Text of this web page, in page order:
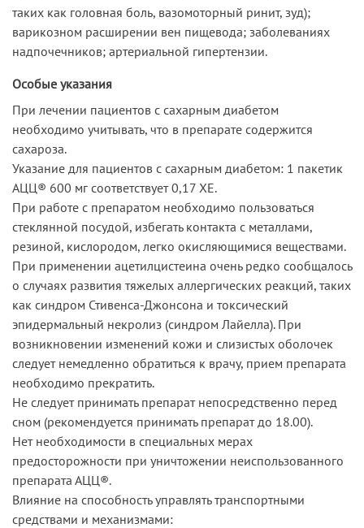
таких как головная боль, вазомоторный ринит, зуд);
варикозном расширении вен пищевода; заболеваниях
надпочечников; артериальной гипертензии.
Особые указания
При лечении пациентов с сахарным диабетом
необходимо учитывать, что в препарате содержится
сахароза.
Указание для пациентов с сахарным диабетом: 1 пакетик
АЦЦ® 600 мг соответствует 0,17 ХЕ.
При работе с препаратом необходимо пользоваться
стеклянной посудой, избегать контакта с металлами,
резиной, кислородом, легко окисляющимися веществами.
При применении ацетилцистеина очень редко сообщалось
о случаях развития тяжелых аллергических реакций, таких
как синдром Стивенса-Джонсона и токсический
эпидермальный некролиз (синдром Лайелла). При
возникновении изменений кожи и слизистых оболочек
следует немедленно обратиться к врачу, прием препарата
необходимо прекратить.
Не следует принимать препарат непосредственно перед
сном (рекомендуется принимать препарат до 18.00).
Нет необходимости в специальных мерах
предосторожности при уничтожении неиспользованного
препарата АЦЦ®.
Влияние на способность управлять транспортными
средствами и механизмами: